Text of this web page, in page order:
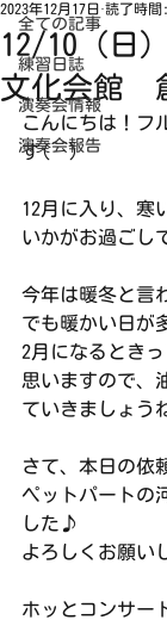
全ての記事
練習日誌
演奏会情報
演奏会報告
12/10（日
文化会館
2023年12月17日 読了時
こんにちは！フ
す(^^)
12月に入り、寒
いかがお過ごし
今年は暖冬と言
でも暖かい日が
2月になるとき
思いますので、
ていきましょ
さて、本日の依
ペットパートの
した♪
よろしくお願い
ホッとコンサー